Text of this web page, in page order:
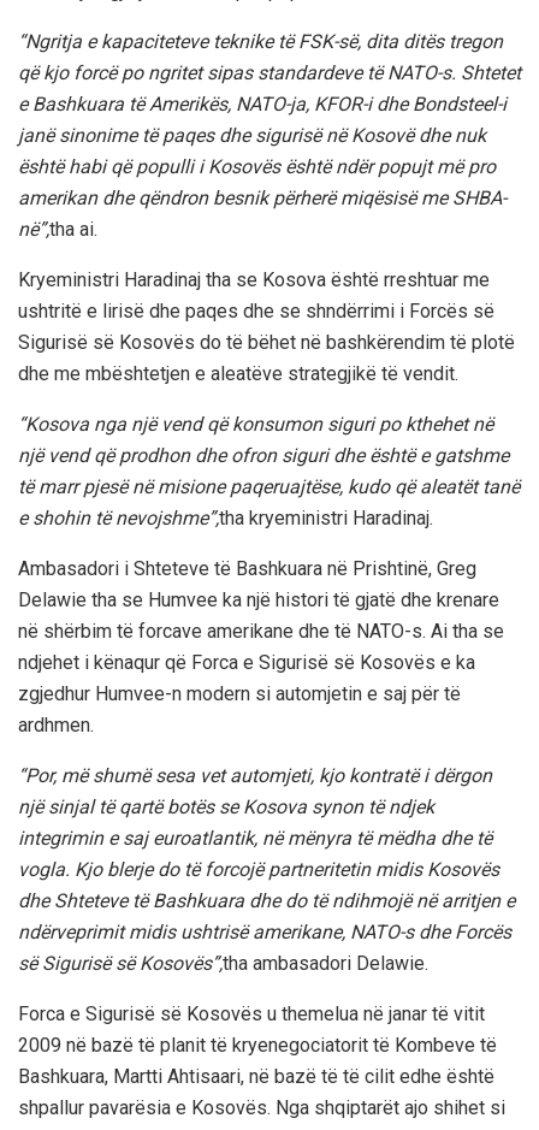
“Ngritja e kapaciteteve teknike të FSK-së, dita ditës tregon
që kjo forcë po ngritet sipas standardeve të NATO-s. Shtetet
e Bashkuara të Amerikës, NATO-ja, KFOR-i dhe Bondsteel-i
janë sinonime të paqes dhe sigurisë në Kosovë dhe nuk
është habi që populli i Kosovës është ndër popujt më pro
amerikan dhe qëndron besnik përherë miqësisë me SHBA-
në”,tha ai.
Kryeministri Haradinaj tha se Kosova është rreshtuar me
ushtritë e lirisë dhe paqes dhe se shndërrimi i Forcës së
Sigurisë së Kosovës do të bëhet në bashkërendim të plotë
dhe me mbështetjen e aleatëve strategjikë të vendit.
“Kosova nga një vend që konsumon siguri po kthehet në
një vend që prodhon dhe ofron siguri dhe është e gatshme
të marr pjesë në misione paqeruajtëse, kudo që aleatët tanë
e shohin të nevojshme”,tha kryeministri Haradinaj.
Ambasadori i Shteteve të Bashkuara në Prishtinë, Greg
Delawie tha se Humvee ka një histori të gjatë dhe krenare
në shërbim të forcave amerikane dhe të NATO-s. Ai tha se
ndjehet i kënaqur që Forca e Sigurisë së Kosovës e ka
zgjedhur Humvee-n modern si automjetin e saj për të
ardhmen.
“Por, më shumë sesa vet automjeti, kjo kontratë i dërgon
një sinjal të qartë botës se Kosova synon të ndjek
integrimin e saj euroatlantik, në mënyra të mëdha dhe të
vogla. Kjo blerje do të forcojë partneritetin midis Kosovës
dhe Shteteve të Bashkuara dhe do të ndihmojë në arritjen e
ndërveprimit midis ushtrisë amerikane, NATO-s dhe Forcës
së Sigurisë së Kosovës”,tha ambasadori Delawie.
Forca e Sigurisë së Kosovës u themelua në janar të vitit
2009 në bazë të planit të kryenegociatorit të Kombeve të
Bashkuara, Martti Ahtisaari, në bazë të të cilit edhe është
shpallur pavarësia e Kosovës. Nga shqiptarët ajo shihet si